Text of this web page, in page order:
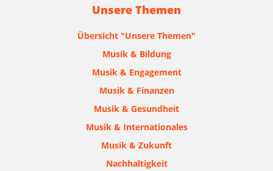
Unsere Themen
Übersicht "Unsere Themen"
Musik & Bildung
Musik & Engagement
Musik & Finanzen
Musik & Gesundheit
Musik & Internationales
Musik & Zukunft
Nachhaltigkeit